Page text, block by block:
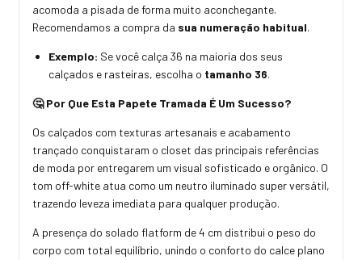
acomoda a pisada de forma muito aconchegante.
Recomendamos a compra da sua numeração habitual.
Exemplo: Se você calça 36 na maioria dos seus
calçados e rasteiras, escolha o tamanho 36.
🤔 Por Que Esta Papete Tramada É Um Sucesso?
Os calçados com texturas artesanais e acabamento
trançado conquistaram o closet das principais referências
de moda por entregarem um visual sofisticado e orgânico. O
tom off-white atua como um neutro iluminado super versátil,
trazendo leveza imediata para qualquer produção.
A presença do solado flatform de 4 cm distribui o peso do
corpo com total equilíbrio, unindo o conforto do calce plano